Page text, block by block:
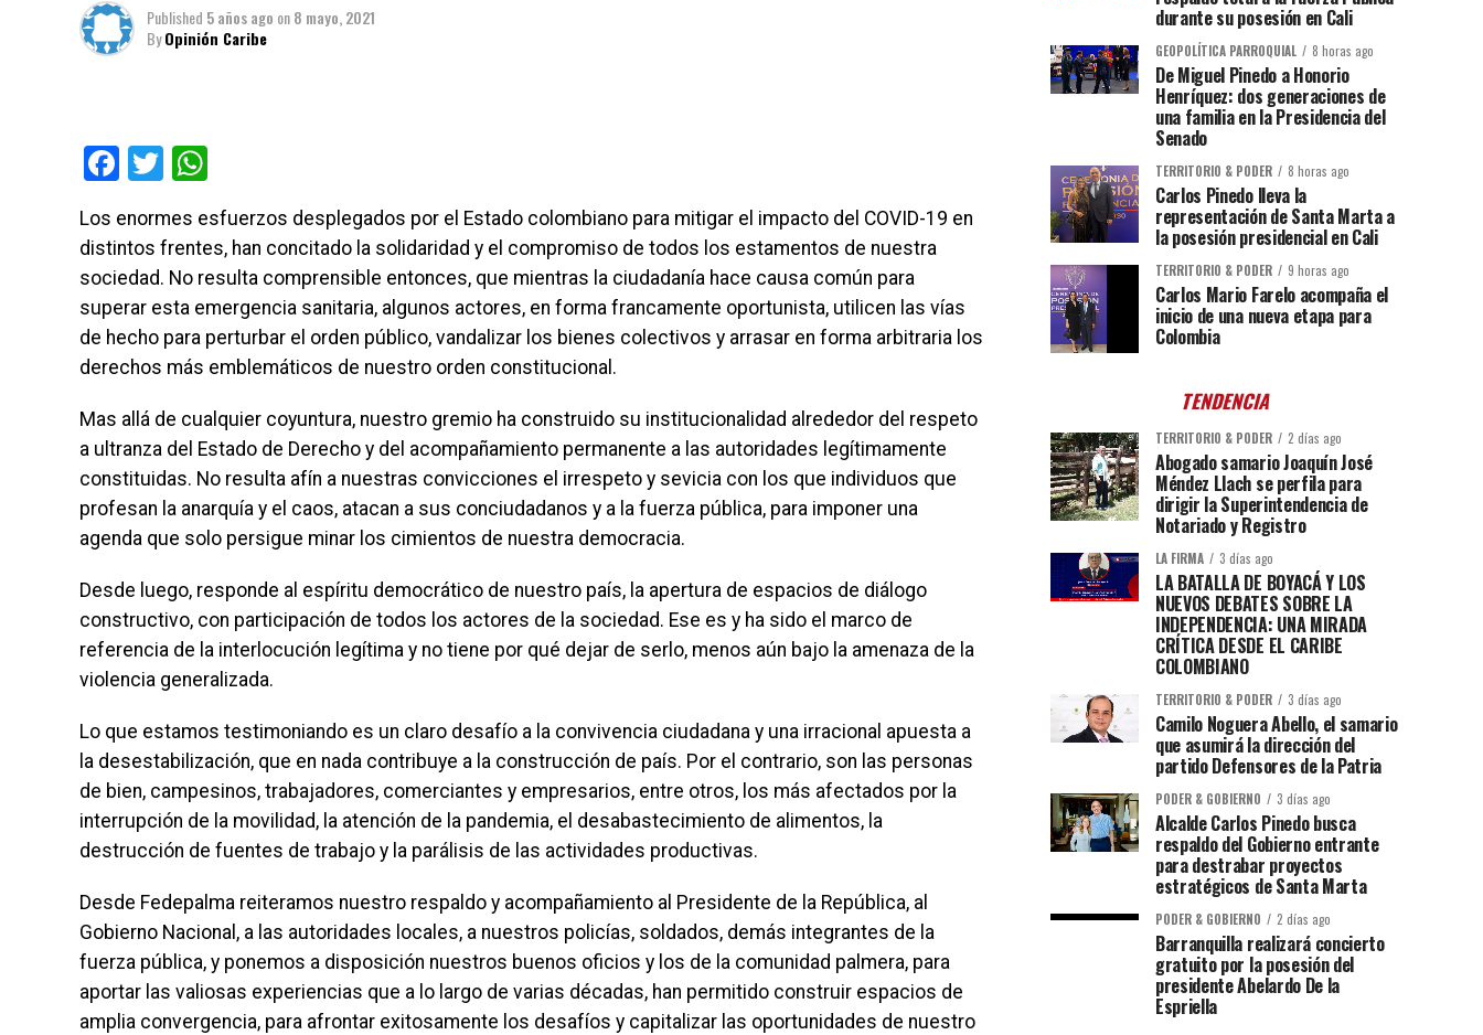
Published 5 años ago on8 mayo, 2021
ByOpinión Caribe
Facebook
Twitter
Los enormes esfuerzos desplegados por el Estado colombiano para mitigar el impacto del COVID-19 en
distintos frentes, han concitado la solidaridad y el compromiso de todos los estamentos de nuestra
sociedad. No resulta comprensible entonces, que mientras la ciudadanía hace causa común para
superar esta emergencia sanitaria, algunos actores, en forma francamente oportunista, utilicen las vías
de hecho para perturbar el orden público, vandalizar los bienes colectivos y arrasar en forma arbitraria los
derechos más emblemáticos de nuestro orden constitucional.
Mas allá de cualquier coyuntura, nuestro gremio ha construido su institucionalidad alrededor del respeto
a ultranza del Estado de Derecho y del acompañamiento permanente a las autoridades legítimamente
constituidas. No resulta afín a nuestras convicciones el irrespeto y sevicia con los que individuos que
profesan la anarquía y el caos, atacan a sus conciudadanos y a la fuerza pública, para imponer una
agenda que solo persigue minar los cimientos de nuestra democracia.
Desde luego, responde al espíritu democrático de nuestro país, la apertura de espacios de diálogo
constructivo, con participación de todos los actores de la sociedad. Ese es y ha sido el marco de
referencia de la interlocución legítima y no tiene por qué dejar de serlo, menos aún bajo la amenaza de la
violencia generalizada.
Lo que estamos testimoniando es un claro desafío a la convivencia ciudadana y una irracional apuesta a
la desestabilización, que en nada contribuye a la construcción de país. Por el contrario, son las personas
de bien, campesinos, trabajadores, comerciantes y empresarios, entre otros, los más afectados por la
interrupción de la movilidad, la atención de la pandemia, el desabastecimiento de alimentos, la
destrucción de fuentes de trabajo y la parálisis de las actividades productivas.
Desde Fedepalma reiteramos nuestro respaldo y acompañamiento al Presidente de la República, al
Gobierno Nacional, a las autoridades locales, a nuestros policías, soldados, demás integrantes de la
fuerza pública, y ponemos a disposición nuestros buenos oficios y los de la comunidad palmera, para
aportar las valiosas experiencias que a lo largo de varias décadas, han permitido construir espacios de
amplia convergencia, para afrontar exitosamente los desafíos y capitalizar las oportunidades de nuestro
durante su posesión en Cali
GEOPOLÍTICA PARROQUIAL 8 horas ago
De Miguel Pinedo a Honorio
Henríquez: dos generaciones de
una familia en la Presidencia del
Senado
TERRITORIO & PODER 8 horas ago
Carlos Pinedo lleva la
representación de Santa Marta a
la posesión presidencial en Cali
TERRITORIO & PODER 9 horas ago
Carlos Mario Farelo acompaña el
inicio de una nueva etapa para
Colombia
TENDENCIA
TERRITORIO & PODER 2 días ago
Abogado samario Joaquín José
Méndez Llach se perfila para
dirigir la Superintendencia de
Notariado y Registro
LA FIRMA 3 días ago
LA BATALLA DE BOYACÁ Y LOS
NUEVOS DEBATES SOBRE LA
INDEPENDENCIA: UNA MIRADA
CRÍTICA DESDE EL CARIBE
COLOMBIANO
TERRITORIO & PODER 3 días ago
Camilo Noguera Abello, el samario
que asumirá la dirección del
partido Defensores de la Patria
PODER & GOBIERNO 3 días ago
Alcalde Carlos Pinedo busca
respaldo del Gobierno entrante
para destrabar proyectos
estratégicos de Santa Marta
PODER & GOBIERNO 2 días ago
Barranquilla realizará concierto
gratuito por la posesión del
presidente Abelardo De la
Espriella